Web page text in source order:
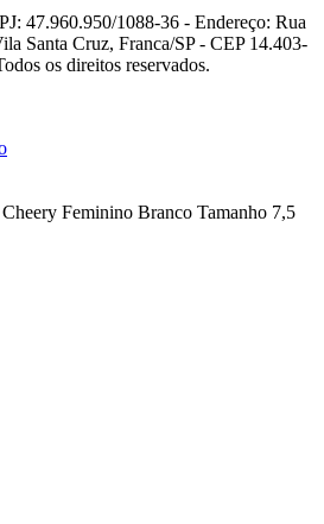
47.960.950/1088-36 - Endereço: Rua
Santa Cruz, Franca/SP - CEP 14.403-
os direitos reservados.
Feminino Branco Tamanho 7,5